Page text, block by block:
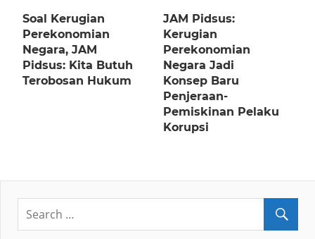
Soal Kerugian
Perekonomian
Negara, JAM
Pidsus: Kita Butuh
Terobosan Hukum
JAM Pidsus:
Kerugian
Perekonomian
Negara Jadi
Konsep Baru
Penjeraan-
Pemiskinan Pelaku
Korupsi